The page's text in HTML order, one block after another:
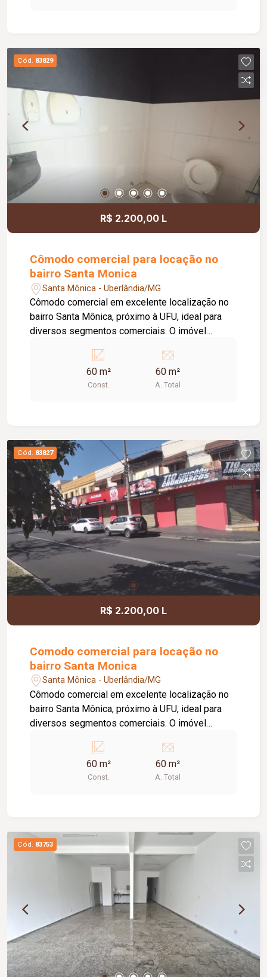
busca instalar ou expandir seu negócio em uma
das regiões mais tradicionais e valorizadas da
Cód. 83829
R$ 2.200,00 L
Cômodo comercial para locação no
bairro Santa Monica
Santa Mônica - Uberlândia/MG
Cômodo comercial em excelente localização no
bairro Santa Mônica, próximo à UFU, ideal para
diversos segmentos comerciais. O imóvel
oferecendo um espaço versátil para instalação
de escritórios, lojas, consultórios ou prestação
de serviços. Conta com porta de aço,
funcionamento da atividade. Ótima oportunidade
para seu negócio.
60 m²
Const.
60 m²
A. Total
Cód. 83827
R$ 2.200,00 L
Comodo comercial para locação no
bairro Santa Monica
Santa Mônica - Uberlândia/MG
Cômodo comercial em excelente localização no
bairro Santa Mônica, próximo à UFU, ideal para
diversos segmentos comerciais. O imóvel
oferecendo um espaço versátil para instalação
de escritórios, lojas, consultórios ou prestação
de serviços. Conta com porta de aço,
funcionamento da atividade. Ótima oportunidade
para seu negócio.
60 m²
Const.
60 m²
A. Total
Cód. 83753